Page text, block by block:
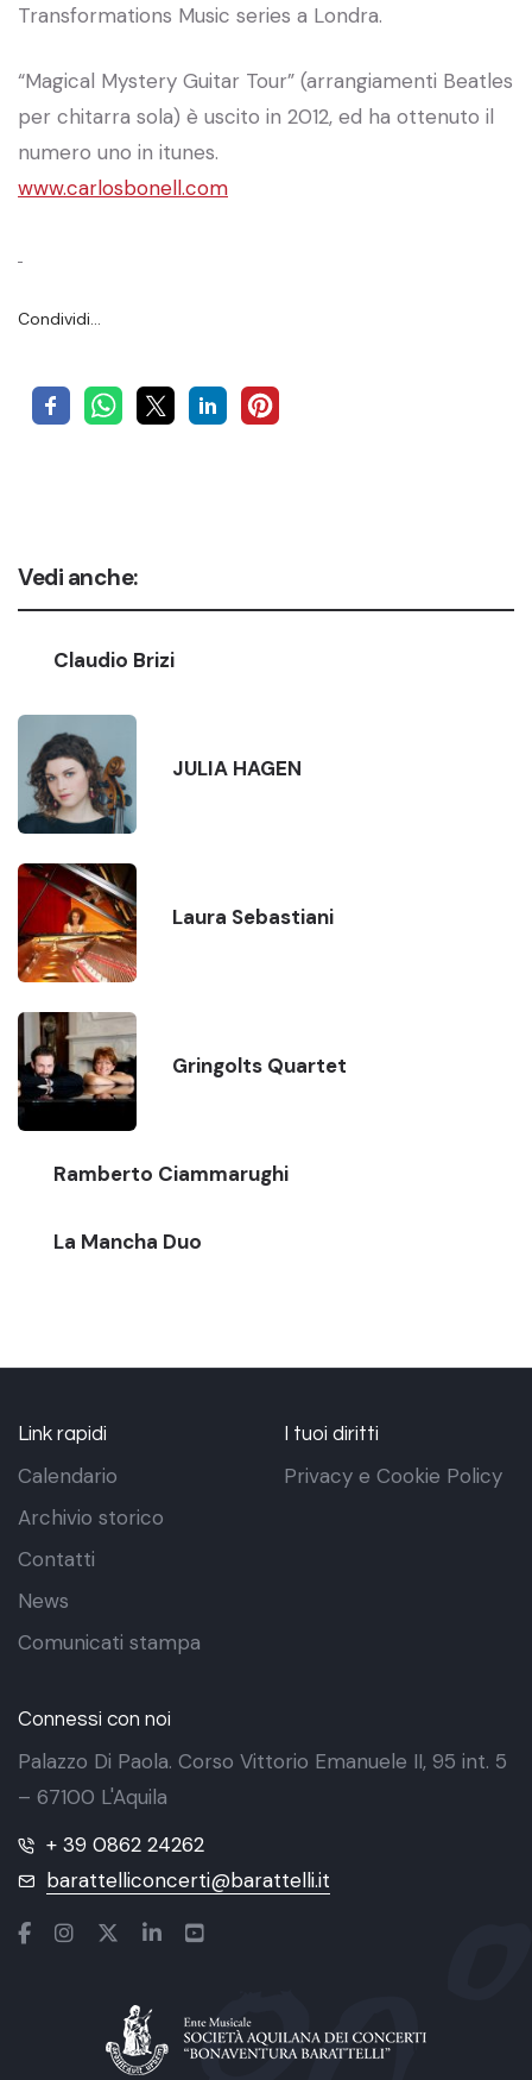
Transformations Music series a Londra.
“Magical Mystery Guitar Tour” (arrangiamenti Beatles
per chitarra sola) è uscito in 2012, ed ha ottenuto il
numero uno in itunes.
www.carlosbonell.com
Condividi…
Vedi anche:
Claudio Brizi
JULIA HAGEN
Laura Sebastiani
Gringolts Quartet
Ramberto Ciammarughi
La Mancha Duo
Link rapidi
Calendario
Archivio storico
Contatti
News
Comunicati stampa
I tuoi diritti
Privacy e Cookie Policy
Connessi con noi
Palazzo Di Paola. Corso Vittorio Emanuele II, 95 int. 5
– 67100 L'Aquila
+ 39 0862 24262
barattelliconcerti@barattelli.it